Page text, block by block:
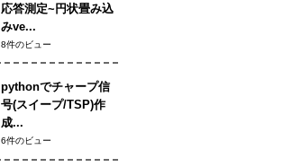
応答測定~円状畳み込
みve...
8件のビュー
pythonでチャープ信
号(スイープ/TSP)作
成...
6件のビュー